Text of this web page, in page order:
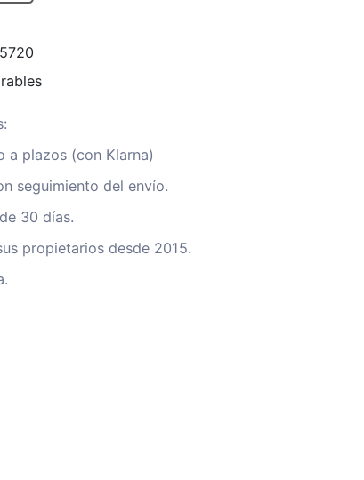
a plazos (con Klarna)
seguimiento del envío.
30 días.
propietarios desde 2015.